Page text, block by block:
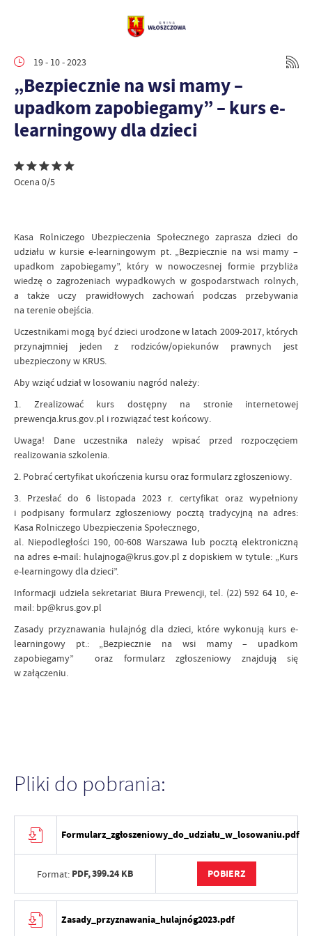
19 - 10 - 2023
„Bezpiecznie na wsi mamy –
upadkom zapobiegamy” – kurs e-
learningowy dla dzieci
Ocena 0/5
Kasa Rolniczego Ubezpieczenia Społecznego zaprasza dzieci do
udziału w kursie e-learningowym pt. „Bezpiecznie na wsi mamy –
upadkom zapobiegamy”, który w nowoczesnej formie przybliża
wiedzę o zagrożeniach wypadkowych w gospodarstwach rolnych,
a także uczy prawidłowych zachowań podczas przebywania
na terenie obejścia.
Uczestnikami mogą być dzieci urodzone w latach 2009-2017, których
przynajmniej jeden z rodziców/opiekunów prawnych jest
ubezpieczony w KRUS.
Aby wziąć udział w losowaniu nagród należy:
1. Zrealizować kurs dostępny na stronie internetowej
prewencja.krus.gov.pl i rozwiązać test końcowy.
Uwaga! Dane uczestnika należy wpisać przed rozpoczęciem
realizowania szkolenia.
2. Pobrać certyfikat ukończenia kursu oraz formularz zgłoszeniowy.
3. Przesłać do 6 listopada 2023 r. certyfikat oraz wypełniony
i podpisany formularz zgłoszeniowy pocztą tradycyjną na adres:
Kasa Rolniczego Ubezpieczenia Społecznego,
al. Niepodległości 190, 00-608 Warszawa lub pocztą elektroniczną
na adres e-mail: hulajnoga@krus.gov.pl z dopiskiem w tytule: „Kurs
e-learningowy dla dzieci”.
Informacji udziela sekretariat Biura Prewencji, tel. (22) 592 64 10, e-
mail: bp@krus.gov.pl
Zasady przyznawania hulajnóg dla dzieci, które wykonują kurs e-
learningowy pt.: „Bezpiecznie na wsi mamy – upadkom
zapobiegamy” oraz formularz zgłoszeniowy znajdują się
w załączeniu.
Pliki do pobrania:
Formularz_zgłoszeniowy_do_udziału_w_losowaniu.pdf
Format: PDF,399.24 KB POBIERZ
Zasady_przyznawania_hulajnóg2023.pdf